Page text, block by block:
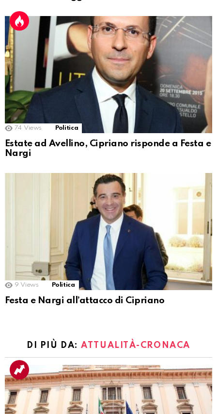
74 Views Politica
Estate ad Avellino, Cipriano risponde a Festa e
Nargi
9 Views Politica
Festa e Nargi all’attacco di Cipriano
DI PIÙ DA:ATTUALITÀ-CRONACA